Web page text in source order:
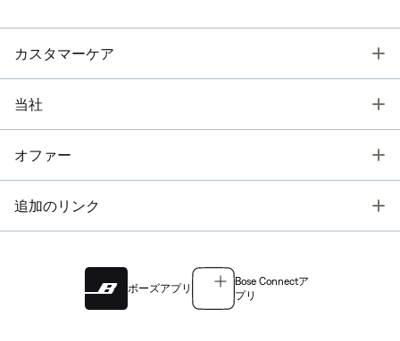
カスタマーケア
当社
オファー
追加のリンク
ボーズアプリ
Bose Connectア
プリ